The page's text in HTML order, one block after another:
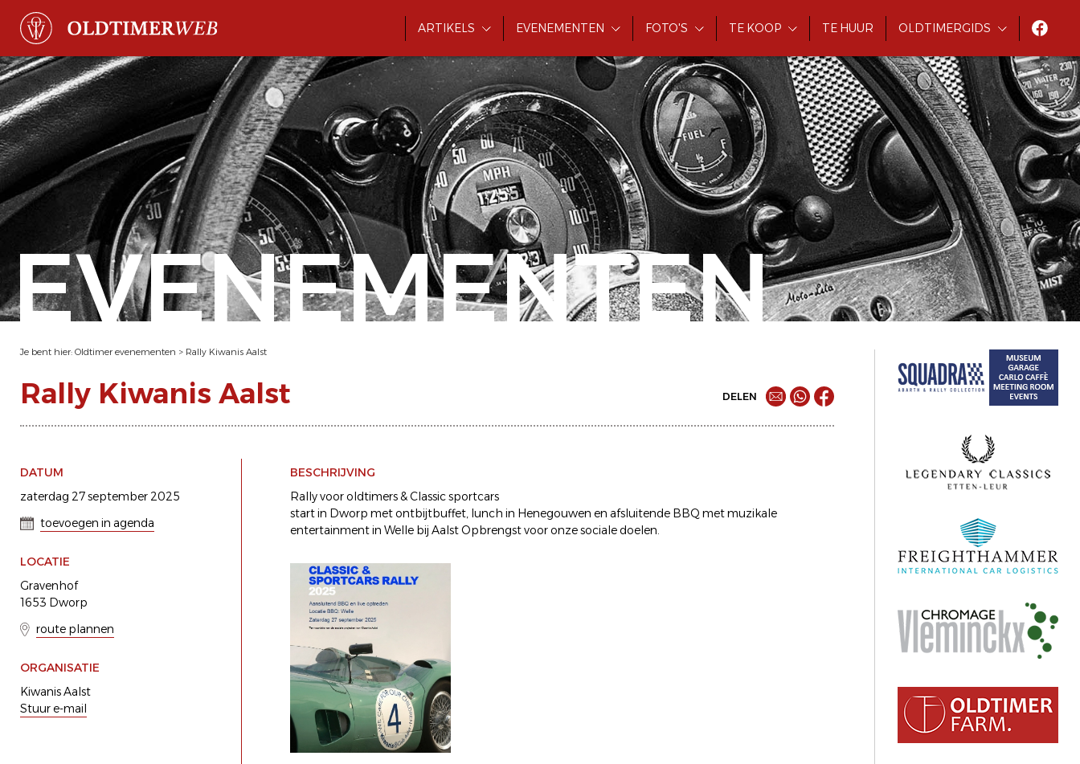
ARTIKELS EVENEMENTEN FOTO'S TE KOOP TE HUUR OLDTIMERGIDS
EVENEMENTEN
Je bent hier: Oldtimer evenementen > Rally Kiwanis Aalst
Rally Kiwanis Aalst DELEN
DATUM
zaterdag 27 september 2025
toevoegen in agenda
LOCATIE
Gravenhof
1653 Dworp
route plannen
ORGANISATIE
Kiwanis Aalst
Stuur e-mail
BESCHRIJVING
Rally voor oldtimers & Classic sportcars
start in Dworp met ontbijtbuffet, lunch in Henegouwen en afsluitende BBQ met muzikale
entertainment in Welle bij Aalst Opbrengst voor onze sociale doelen.